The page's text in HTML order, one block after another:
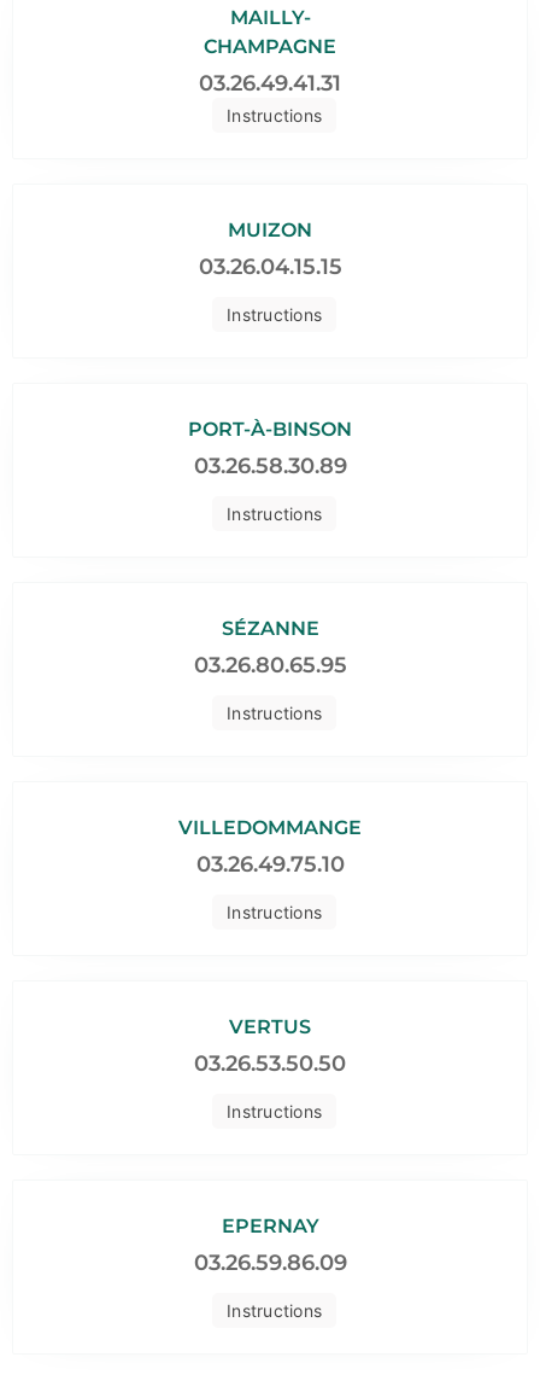
Instructions
MAILLY-
CHAMPAGNE
03.26.49.41.31
Instructions
MUIZON
03.26.04.15.15
Instructions
PORT-À-BINSON
03.26.58.30.89
Instructions
SÉZANNE
03.26.80.65.95
Instructions
VILLEDOMMANGE
03.26.49.75.10
Instructions
VERTUS
03.26.53.50.50
Instructions
EPERNAY
03.26.59.86.09